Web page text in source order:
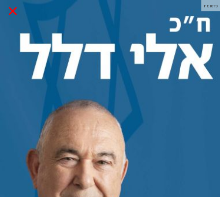
× פרסומת